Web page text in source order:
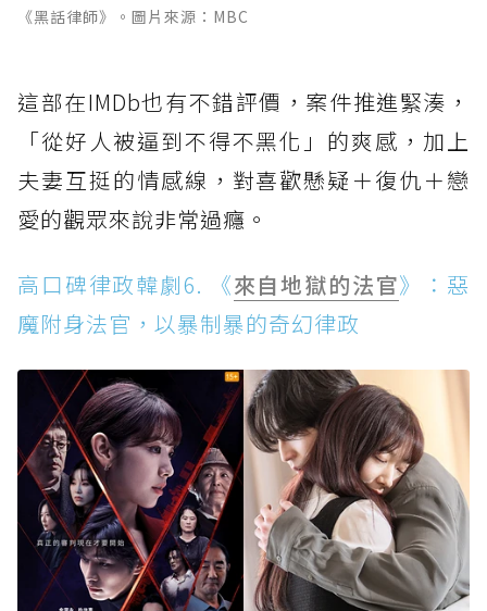
《黑話律師》。圖片來源：MBC
這部在IMDb也有不錯評價，案件推進緊湊，
「從好人被逼到不得不黑化」的爽感，加上
夫妻互挺的情感線，對喜歡懸疑＋復仇＋戀
愛的觀眾來說非常過癮。
高口碑律政韓劇6. 《來自地獄的法官》：惡
魔附身法官，以暴制暴的奇幻律政